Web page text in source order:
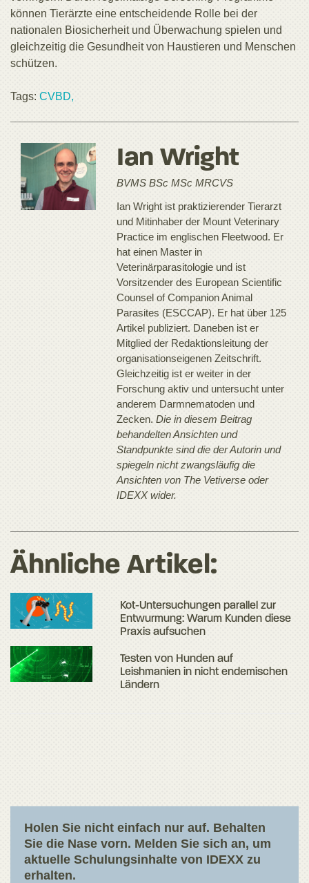
können Tierärzte eine entscheidende Rolle bei der
nationalen Biosicherheit und Überwachung spielen und
gleichzeitig die Gesundheit von Haustieren und Menschen
schützen.
Tags: CVBD,
Ian Wright
BVMS BSc MSc MRCVS
Ian Wright ist praktizierender Tierarzt
und Mitinhaber der Mount Veterinary
Practice im englischen Fleetwood. Er
hat einen Master in
Veterinärparasitologie und ist
Vorsitzender des European Scientific
Counsel of Companion Animal
Parasites (ESCCAP). Er hat über 125
Artikel publiziert. Daneben ist er
Mitglied der Redaktionsleitung der
organisationseigenen Zeitschrift.
Gleichzeitig ist er weiter in der
Forschung aktiv und untersucht unter
anderem Darmnematoden und
Zecken.Die in diesem Beitrag
behandelten Ansichten und
Standpunkte sind die der Autorin und
spiegeln nicht zwangsläufig die
Ansichten von The Vetiverse oder
IDEXX wider.
Ähnliche Artikel:
Kot-Untersuchungen parallel zur
Entwurmung: Warum Kunden diese
Praxis aufsuchen
Testen von Hunden auf
Leishmanien in nicht endemischen
Ländern
Holen Sie nicht einfach nur auf. Behalten
Sie die Nase vorn. Melden Sie sich an, um
aktuelle Schulungsinhalte von IDEXX zu
erhalten.